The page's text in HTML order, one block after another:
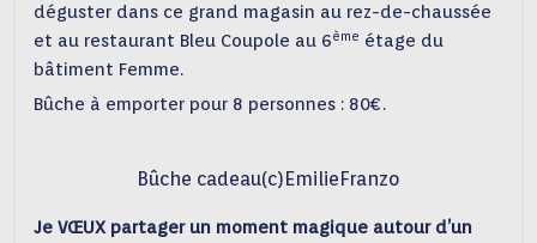
déguster dans ce grand magasin au rez-de-chaussée
et au restaurant Bleu Coupole au 6ème étage du
bâtiment Femme.
Bûche à emporter pour 8 personnes : 80€.
Bûche cadeau(c)EmilieFranzo
Je VŒUX partager un moment magique autour d’un